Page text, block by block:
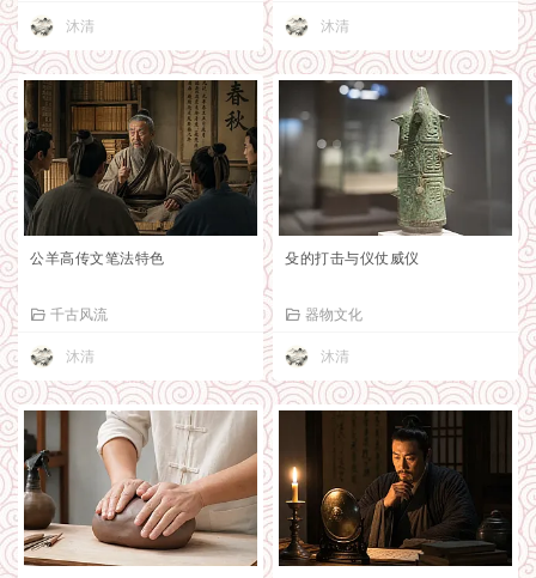
沐清 沐清
公羊高传文笔法特色
千古风流
沐清
殳的打击与仪仗威仪
器物文化
沐清